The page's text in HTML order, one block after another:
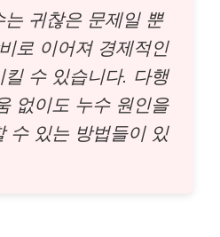
는 귀찮은 문제일 뿐
로 이어져 경제적인
킬 수 있습니다. 다행
없이도 누수 원인을
수 있는 방법들이 있